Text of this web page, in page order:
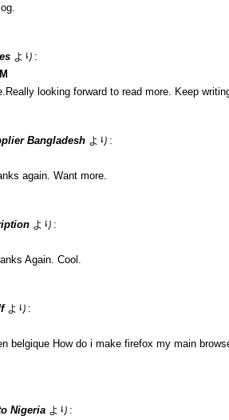
より:
looking forward to read more. Keep
Bangladesh より:
again. Want more.
より:
Again. Cool.
より:
belgique How do i make firefox my main
Nigeria より: